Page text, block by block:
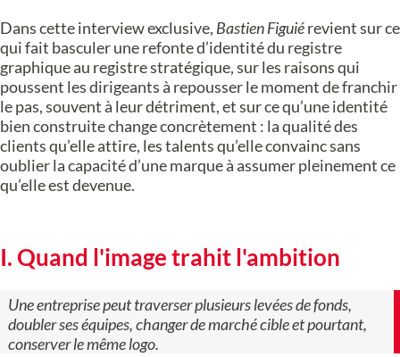
Dans cette interview exclusive, Bastien Figuiérevient sur ce
qui fait basculer une refonte d’identité du registre
graphique au registre stratégique, sur les raisons qui
poussent les dirigeants à repousser le moment de franchir
le pas, souvent à leur détriment, et sur ce qu’une identité
bien construite change concrètement : la qualité des
clients qu’elle attire, les talents qu’elle convainc sans
oublier la capacité d’une marque à assumer pleinement ce
qu’elle est devenue.
I. Quand l'image trahit l'ambition
Une entreprise peut traverser plusieurs levées de fonds,
doubler ses équipes, changer de marché cible et pourtant,
conserver le même logo.